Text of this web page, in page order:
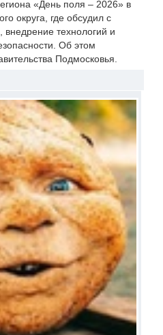
«День поля – 2026» в
округа, где обсудил с
технологий и
Об этом
Подмосковья.